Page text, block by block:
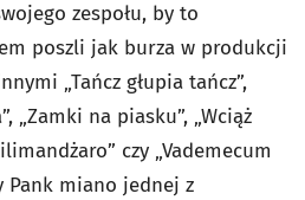
zespołu, by to
poszli jak burza w produkcji
„Tańcz głupia tańcz”,
„Zamki na piasku”, „Wciąż
czy „Vademecum
Pank miano jednej z